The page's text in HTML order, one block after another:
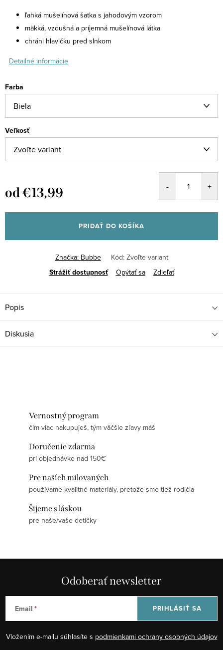
ľahká mušelínová šatka s jahodovým vzorom
mäkká, vzdušná a príjemná mušelínová látka
chráni hlavičku pred slnkom
Detailné informácie
Farba
Veľkosť
od€13,99
cena:
PRIDAŤ DO KOŠÍKA
Značka: Bubbe Kód: Zvoľte variant
Opýtať sa
Strážiť Zdieľať
Popis
Diskusia
Vernostný program
čím viac nakupuješ, tým väčšie zľavy máš
Doručenie zdarma
pri objednávke nad 150€
Pre naších milovaných
používame kvalitné materiály, pretože sme tiež rodičia
Šijeme s láskou
pre naše/vaše detičky
Odoberať newsletter
Email
Vložením e-mailu súhlasíte s podmienkami ochrany osobných údajov
PRIHLÁSIŤ SA